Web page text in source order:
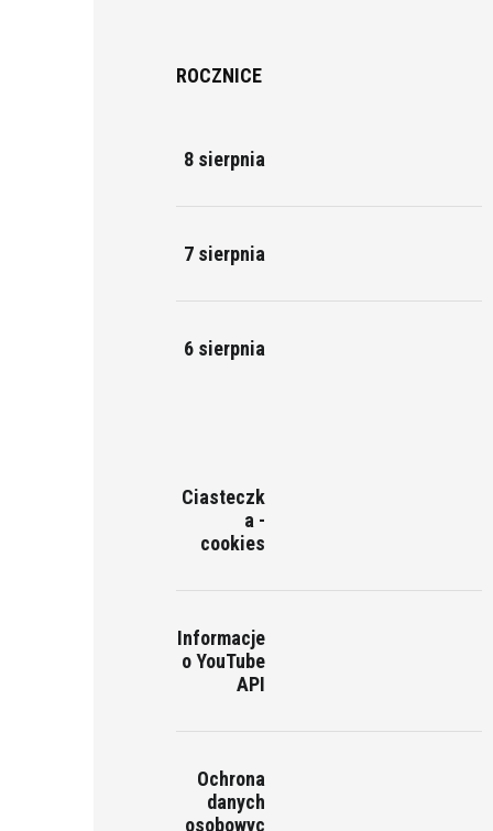
ROCZNICE
8 sierpnia
7 sierpnia
6 sierpnia
Ciasteczk
a -
cookies
Informacje
o YouTube
API
Ochrona
danych
osobowyc